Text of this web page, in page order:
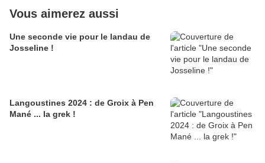
Vous aimerez aussi
Une seconde vie pour le landau de
Josseline !
Langoustines 2024 : de Groix à Pen
Mané ... la grek !